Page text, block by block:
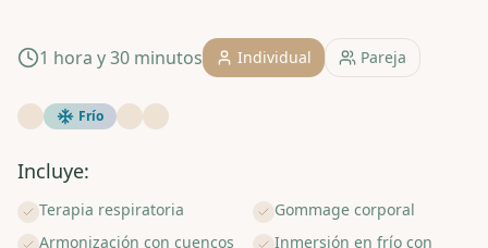
1 hora y 30 minutos Individual Pareja
Frío
Incluye:
Terapia respiratoria
Gommage corporal
Armonización con cuencos
Inmersión en frío con